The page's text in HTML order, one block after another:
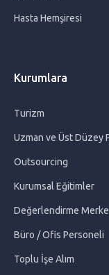
Evde Sık
Bebek Bakıcısı
Alzeimer Hasta
Hamilelikte
Hasta Hemşiresi
Kurumlara
Turizm
Uzman ve Üst Düzey
Outsourcing
Kurumsal Eğitimler
Değerlendirme
Büro / Ofis Personeli
Toplu İşe Alım